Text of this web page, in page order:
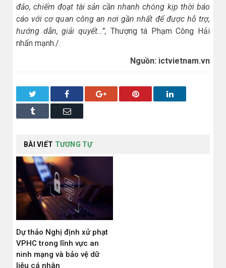
đảo, chiếm đoạt tài sản cần nhanh chóng kịp thời báo
cáo với cơ quan công an nơi gần nhất để được hỗ trợ,
hướng dẫn, giải quyết…”, Thượng tá Phạm Công Hải
nhấn mạnh./.
Nguồn: ictvietnam.vn
Facebook Google+ Pinterest LinkedIn
Tumblr Email
BÀI VIẾT TƯƠNG TỰ
Dự thảo Nghị định xử phạt
VPHC trong lĩnh vực an
ninh mạng và bảo vệ dữ
liệu cá nhân